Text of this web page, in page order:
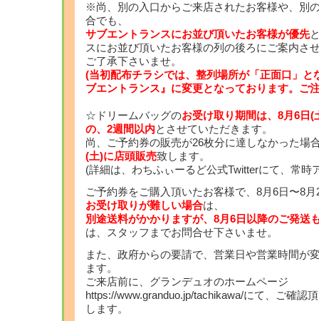
※尚、別の入口からご来店されたお客様や、別
合でも、
サブエントランスにお並び頂いたお客様が優先
スにお並び頂いたお客様の列の後ろにご案内さ
ご了承下さいませ。
(当初配布チラシでは、整列場所が「正面口」と
ブエントランス』に変更となっております。ご
☆ドリームバッグのお受け取り期間は、8月6日(
の、2週間以内とさせていただきます。
尚、ご予約券の販売が26枚分に達しなかった場
(土)に店頭販売致します。
(詳細は、わちふぃーるど公式Twitterにて、常時
ご予約券をご購入頂いたお客様で、8月6日〜8
お受け取りが難しい場合は、
別途送料がかかりますが、8月6日以降のご発送
は、スタッフまでお問合せ下さいませ。
また、政府からの要請で、営業日や営業時間が
ます。
ご来店前に、グランデュオのホームページ
https://www.granduo.jp/tachikawa/にて、ご確認
します。